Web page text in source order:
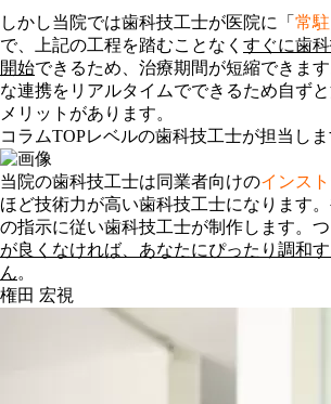
しかし当院では歯科技工士が医院に「 常駐
で、上記の工程を踏むことなく すぐに歯
開始できるため、 治療期間が短縮できま
な連携をリアルタイムでできるため自ずと
メリットがあります。
コラムTOPレベルの歯科技工士が担当しま
当院の歯科技工士は同業者向けのインス
ほど技術力が高い歯科技工士になります
の指示に従い歯科技工士が制作します。つ
が良くなければ、あなたにぴったり調和
ん。
権田 宏視